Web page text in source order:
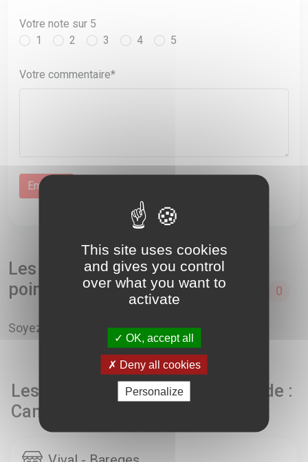
Votre note sur 5
1
2 3 4 5
Votre commentaire*
Les avis et commentaires sur le
point de vente Vival - Campuzan
0
Soyez le premier à écrire un commentaire!
Les points de vente à proximité de :
Campuzan
This site uses cookies
and gives you control
over what you want to
activate
OK, accept all
Deny all cookies
Personalize